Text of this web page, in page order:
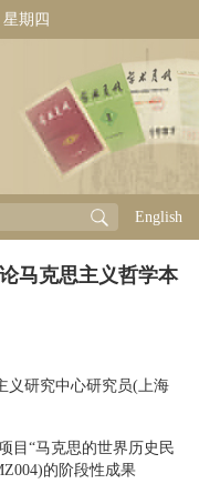
星期四
English
马克思主义哲学本
义研究中心研究员(上海
目“马克思的世界历史民
的阶段性成果